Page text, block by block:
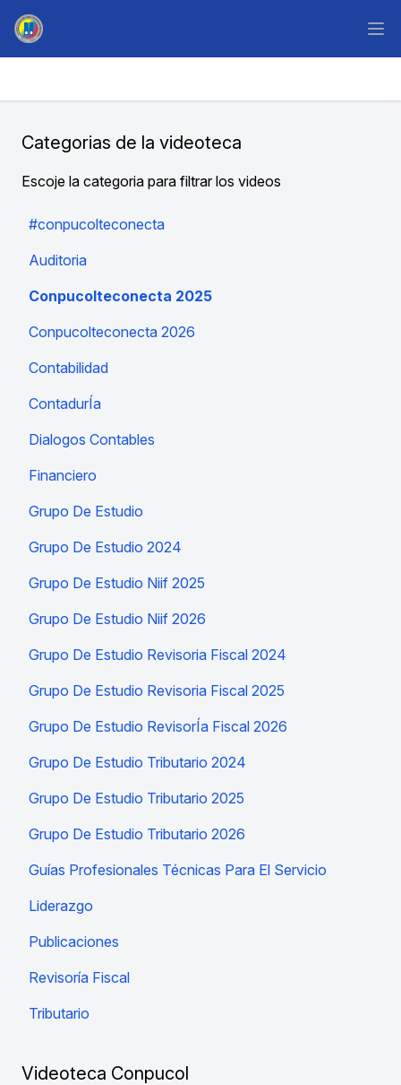
Categorias de la videoteca
Escoje la categoria para filtrar los videos
#conpucolteconecta
Auditoria
Conpucolteconecta 2025
Conpucolteconecta 2026
Contabilidad
ContadurÍa
Dialogos Contables
Financiero
Grupo De Estudio
Grupo De Estudio 2024
Grupo De Estudio Niif 2025
Grupo De Estudio Niif 2026
Grupo De Estudio Revisoria Fiscal 2024
Grupo De Estudio Revisoria Fiscal 2025
Grupo De Estudio RevisorÍa Fiscal 2026
Grupo De Estudio Tributario 2024
Grupo De Estudio Tributario 2025
Grupo De Estudio Tributario 2026
Guías Profesionales Técnicas Para El Servicio
Liderazgo
Publicaciones
Revisoría Fiscal
Tributario
Videoteca Conpucol